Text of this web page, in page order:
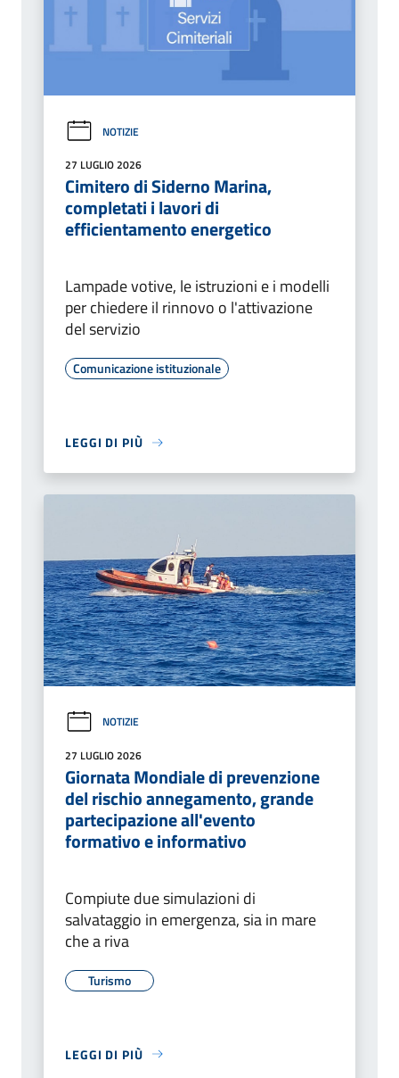
NOTIZIE
27 LUGLIO 2026
Cimitero di Siderno Marina,
completati i lavori di
efficientamento energetico
Lampade votive, le istruzioni e i modelli
per chiedere il rinnovo o l'attivazione
del servizio
Comunicazione istituzionale
LEGGI DI PIÙ
NOTIZIE
27 LUGLIO 2026
Giornata Mondiale di prevenzione
del rischio annegamento, grande
partecipazione all'evento
formativo e informativo
Compiute due simulazioni di
salvataggio in emergenza, sia in mare
che a riva
Turismo
LEGGI DI PIÙ